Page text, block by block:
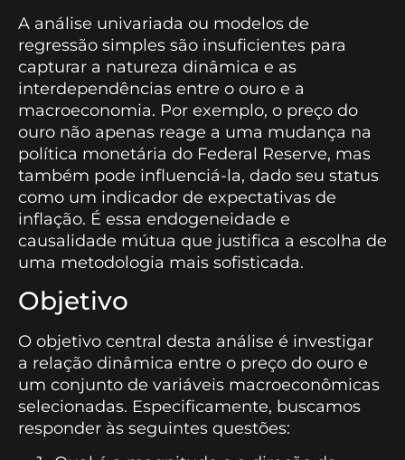
A análise univariada ou modelos de
regressão simples são insuficientes para
capturar a natureza dinâmica e as
interdependências entre o ouro e a
macroeconomia. Por exemplo, o preço do
ouro não apenas reage a uma mudança na
política monetária do Federal Reserve, mas
também pode influenciá-la, dado seu status
como um indicador de expectativas de
inflação. É essa endogeneidade e
causalidade mútua que justifica a escolha de
uma metodologia mais sofisticada.
Objetivo
O objetivo central desta análise é investigar
a relação dinâmica entre o preço do ouro e
um conjunto de variáveis macroeconômicas
selecionadas. Especificamente, buscamos
responder às seguintes questões: